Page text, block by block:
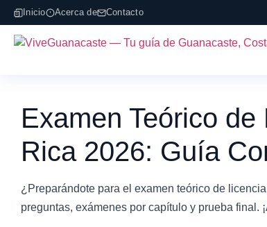
Inicio Acerca de Contacto
Examen Teórico
Rica 2026: Guía
¿Preparándote para el examen teórico de
preguntas, exámenes por capítulo y prueba final.